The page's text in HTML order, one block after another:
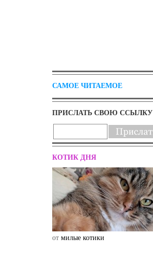
САМОЕ ЧИТАЕМОЕ
ПРИСЛАТЬ СВОЮ ССЫЛКУ
КОТИК ДНЯ
от милые котики